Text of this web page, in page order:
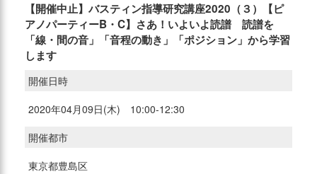
【開催中止】バスティン指導研究講座2020（３）【ピ
アノパーティーB・C】さあ！いよいよ読譜 読譜を
「線・間の音」「音程の動き」「ポジション」から学習
します
開催日時
2020年04月09日(木) 10:00-12:30
開催都市
東京都豊島区